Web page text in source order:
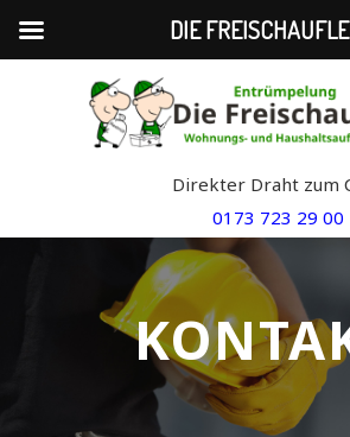
Direkter Draht zum
0173 723 29 00
DIE